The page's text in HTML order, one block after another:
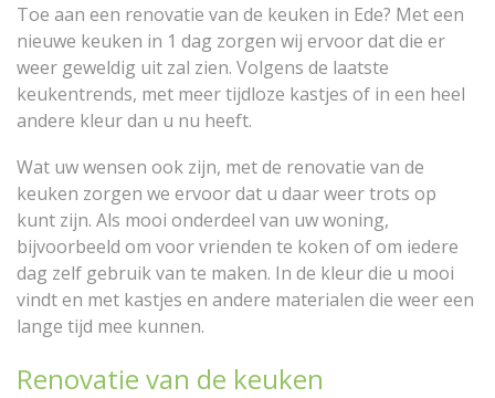
Toe aan een renovatie van de keuken in Ede? Met een
nieuwe keuken in 1 dag zorgen wij ervoor dat die er
weer geweldig uit zal zien. Volgens de laatste
keukentrends, met meer tijdloze kastjes of in een heel
andere kleur dan u nu heeft.
Wat uw wensen ook zijn, met de renovatie van de
keuken zorgen we ervoor dat u daar weer trots op
kunt zijn. Als mooi onderdeel van uw woning,
bijvoorbeeld om voor vrienden te koken of om iedere
dag zelf gebruik van te maken. In de kleur die u mooi
vindt en met kastjes en andere materialen die weer een
lange tijd mee kunnen.
Renovatie van de keuken